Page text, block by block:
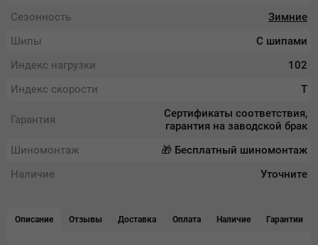
Сезонность
Зимние
Шипы
С шипами
Индекс нагрузки
102
Индекс скорости
T
Гарантия
Сертификаты соответствия,
гарантия на заводской брак
Шиномонтаж
🎁 Бесплатный шиномонтаж
Наличие
Уточните
Описание Отзывы Доставка Оплата Наличие Гарантии